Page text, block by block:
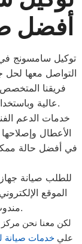
أفضل
توكيل سامسونج
التواصل معها
فريقنا المتخصص
عالية وباستخدام قطع غيار أصلية لضمان أداء طويل الأمد.
خدمات الدعم
الأعطال
في أفضل حالة
للطلب صيانة
الموقع
مندوب الصيانة حالًا حتى انتهاء الخدمة.
لكن معنا نحن
علي خدمات صيانة